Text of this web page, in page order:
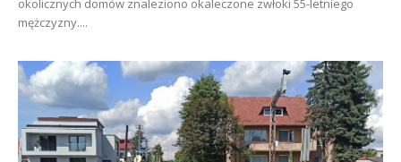
okolicznych domów znaleziono okaleczone zwłoki 55-letniego
mężczyzny....